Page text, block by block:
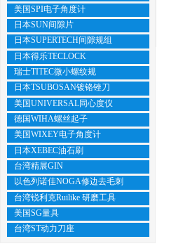
美国SPI电子角度计
日本SUN间隙片
日本SUPERTECH间隙规组
日本得乐TECLOCK
瑞士TITEC微小螺纹规
日本TSUBOSAN镀铬锉刀
美国UNIVERSAL同心度仪
德国WIHA螺丝起子
美国WIXEY电子角度计
日本XEBEC油石刷
台湾精展GIN
以色列诺佳NOGA修边去毛刺
台湾锐利克Ruilike 研磨工具
美国SG量具
台湾ST动力刀座